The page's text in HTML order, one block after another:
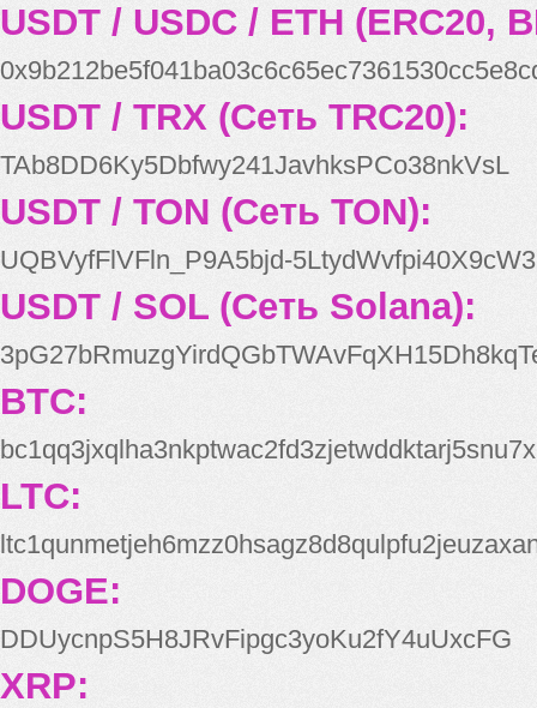
USDT / USDC / ETH (ERC20,
USDT / TRX (Сеть TRC20):
TAb8DD6Ky5Dbfwy241JavhksPCo38nkVsL
USDT / TON (Сеть TON):
UQBVyfFlVFln_P9A5bjd-
USDT / SOL (Сеть Solana):
BTC:
bc1qq3jxqlha3nkptwac2fd3zjetwddktarj5snu7x
LTC:
DOGE:
DDUycnpS5H8JRvFipgc3yoKu2fY4uUxcFG
XRP: